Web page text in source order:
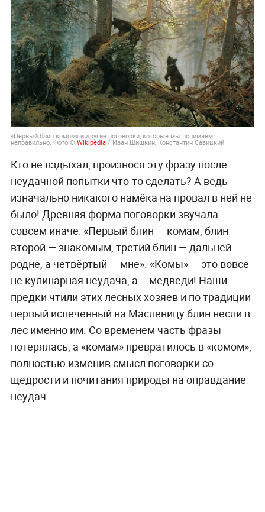
«Первый блин комом» и другие поговорки, которые мы понимаем
неправильно. Фото © Wikipedia/ Иван Шишкин, Константин Савицкий
Кто не вздыхал, произнося эту фразу после
неудачной попытки что-то сделать? А ведь
изначально никакого намёка на провал в ней не
было! Древняя форма поговорки звучала
совсем иначе: «Первый блин — комам, блин
второй — знакомым, третий блин — дальней
родне, а четвёртый — мне». «Комы» — это вовсе
не кулинарная неудача, а... медведи! Наши
предки чтили этих лесных хозяев и по традиции
первый испечённый на Масленицу блин несли в
лес именно им. Со временем часть фразы
потерялась, а «комам» превратилось в «комом»,
полностью изменив смысл поговорки со
щедрости и почитания природы на оправдание
неудач.